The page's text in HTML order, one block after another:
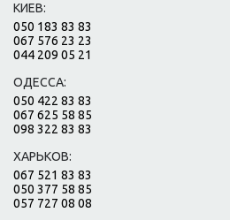
КИЕВ:
050 183 83 83
067 576 23 23
044 209 05 21
ОДЕССА:
050 422 83 83
067 625 58 85
098 322 83 83
ХАРЬКОВ:
067 521 83 83
050 377 58 85
057 727 08 08